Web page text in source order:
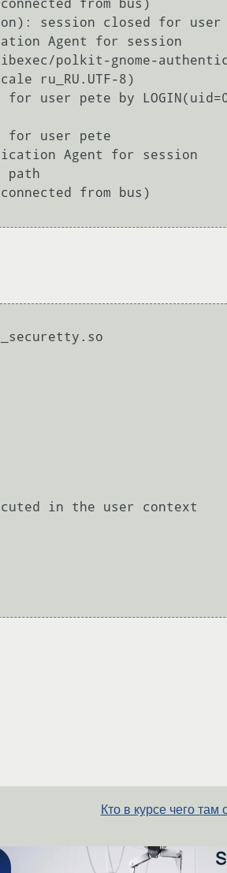
from bus)
session closed for user
Agent for session
polkit-gnome-
ru_RU.UTF-8)
user pete by
for user pete
Agent for session
path
from bus)
in the user context
Кто в курсе чего